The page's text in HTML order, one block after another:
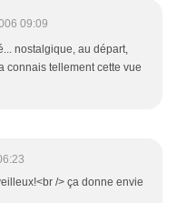
09:09
nostalgique, au départ,
connais tellement cette vue
/> ça donne envie